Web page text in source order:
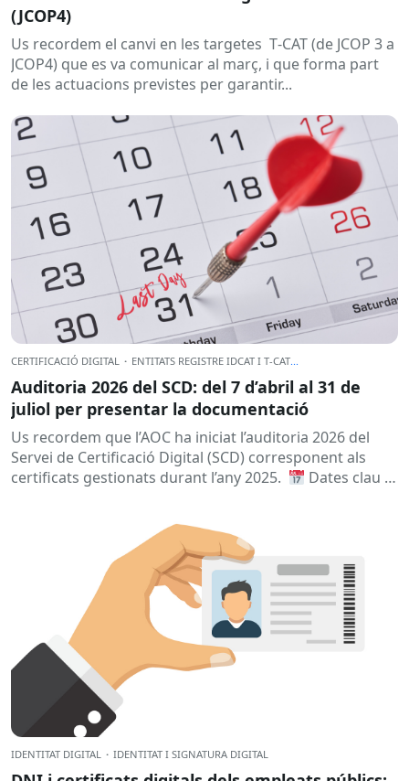
(JCOP4)
Us recordem el canvi en les targetes T‑CAT (de JCOP 3 a
JCOP4) que es va comunicar al març, i que forma part
de les actuacions previstes per garantir...
CERTIFICACIÓ DIGITAL · ENTITATS REGISTRE IDCAT I T-CAT
Auditoria 2026 del SCD: del 7 d’abril al 31 de
juliol per presentar la documentació
Us recordem que l’AOC ha iniciat l’auditoria 2026 del
Servei de Certificació Digital (SCD) corresponent als
certificats gestionats durant l’any 2025.
Dates clau
IDENTITAT DIGITAL · IDENTITAT I SIGNATURA DIGITAL